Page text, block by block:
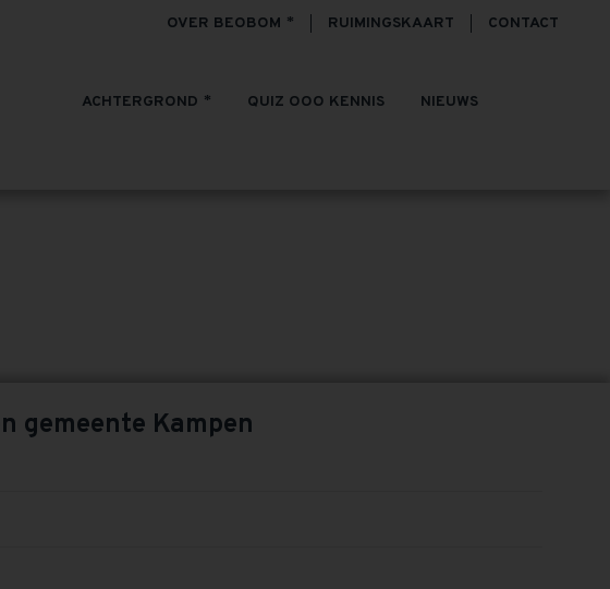
OVER BEOBOM RUIMINGSKAART CONTACT
ACHTERGROND QUIZ OOO KENNIS NIEUWS
gemeente Kampen